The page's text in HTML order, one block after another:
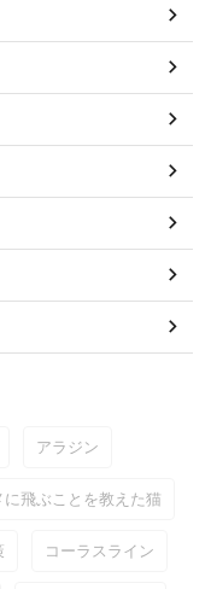
アラジン
に飛ぶことを教えた猫
コーラスライン